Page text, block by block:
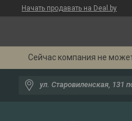
Начать продавать на Deal.by
Сейчас компания не
ул. Старовиленская, 131